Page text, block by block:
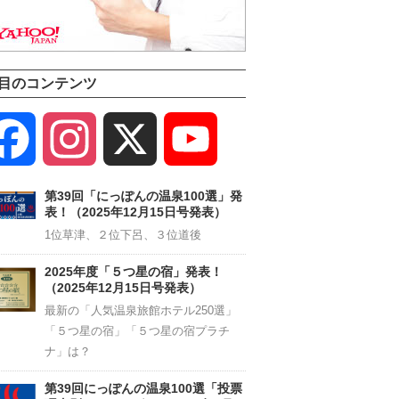
のコンテンツ
Facebook Instagram
Channel
第39回「にっぽんの温泉100選」発
表！（2025年12月15日号発表）
1位草津、２位下呂、３位道後
2025年度「５つ星の宿」発表！
（2025年12月15日号発表）
最新の「人気温泉旅館ホテル250選」
「５つ星の宿」「５つ星の宿プラチ
ナ」は？
第39回にっぽんの温泉100選「投票